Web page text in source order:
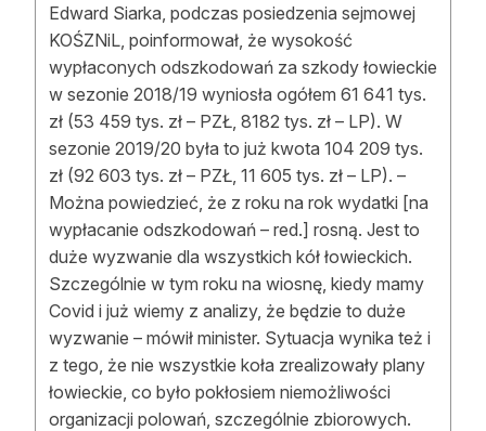
Edward Siarka, podczas posiedzenia sejmowej
KOŚZNiL, poinformował, że wysokość
wypłaconych odszkodowań za szkody łowieckie
w sezonie 2018/19 wyniosła ogółem 61 641 tys.
zł (53 459 tys. zł – PZŁ, 8182 tys. zł – LP). W
sezonie 2019/20 była to już kwota 104 209 tys.
zł (92 603 tys. zł – PZŁ, 11 605 tys. zł – LP). –
Można powiedzieć, że z roku na rok wydatki [na
wypłacanie odszkodowań – red.] rosną. Jest to
duże wyzwanie dla wszystkich kół łowieckich.
Szczególnie w tym roku na wiosnę, kiedy mamy
Covid i już wiemy z analizy, że będzie to duże
wyzwanie – mówił minister. Sytuacja wynika też i
z tego, że nie wszystkie koła zrealizowały plany
łowieckie, co było pokłosiem niemożliwości
organizacji polowań, szczególnie zbiorowych.